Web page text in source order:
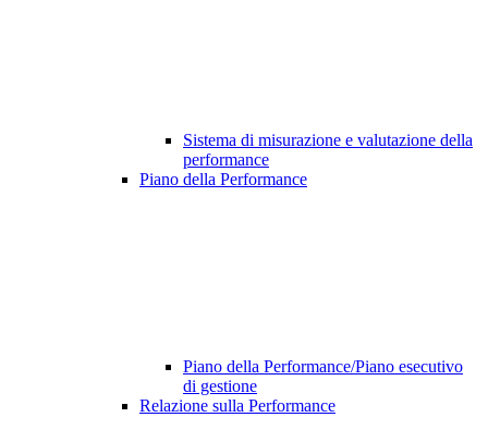
Sistema di misurazione e valutazione della
performance
Piano della Performance
Piano della Performance/Piano esecutivo
di gestione
Relazione sulla Performance